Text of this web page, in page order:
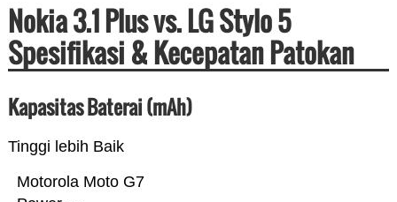
Nokia 3.1 Plus vs. LG Stylo 5
Spesifikasi & Kecepatan Patokan
Kapasitas Baterai (mAh)
Tinggi lebih Baik
Motorola Moto G7